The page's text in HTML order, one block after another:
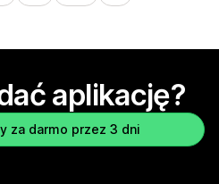
aplikację?
za darmo przez 3 dni